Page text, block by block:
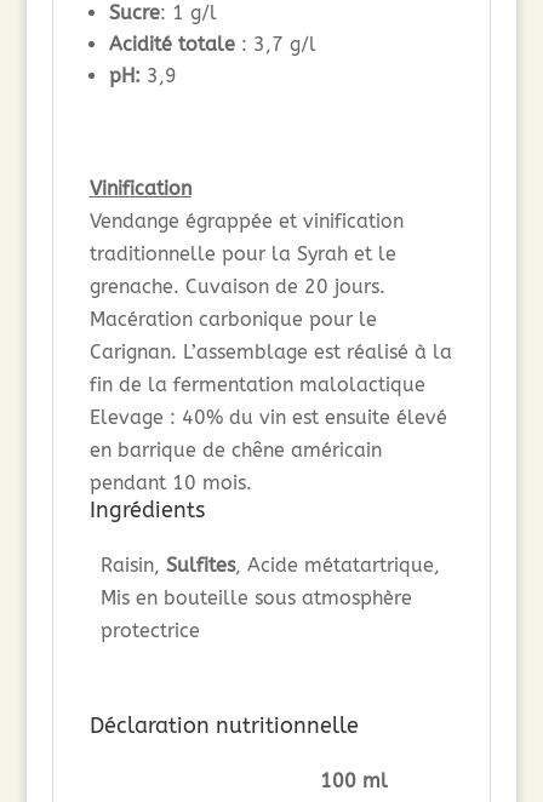
Sucre: 1 g/l
Acidité totale: 3,7 g/l
pH: 3,9
Vinification
Vendange égrappée et vinification
traditionnelle pour la Syrah et le
grenache. Cuvaison de 20 jours.
Macération carbonique pour le
Carignan. L’assemblage est réalisé à la
fin de la fermentation malolactique
Elevage : 40% du vin est ensuite élevé
en barrique de chêne américain
pendant 10 mois.
Ingrédients
Raisin, Sulfites, Acide métatartrique,
Mis en bouteille sous atmosphère
protectrice
Déclaration nutritionnelle
100 ml